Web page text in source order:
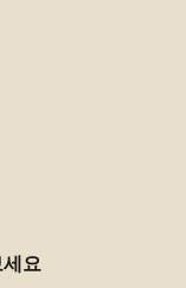
요